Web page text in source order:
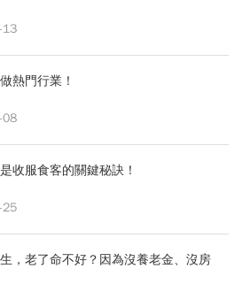
13
熱門行業！
08
收服食客的關鍵秘訣！
25
，老了命不好？因為沒養老金、沒房